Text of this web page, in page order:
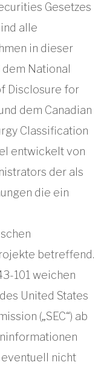
Gesetzes
alle
in dieser
National
Disclosure for
dem Canadian
Classification
entwickelt von
der als
die ein
betreffend.
101 weichen
United States
(„SEC“) ab
nicht